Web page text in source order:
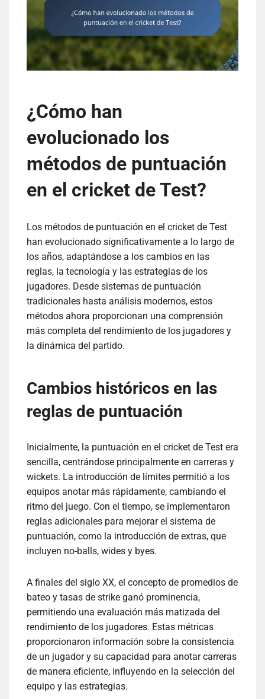
¿Cómo han
evolucionado los
métodos de puntuación
en el cricket de Test?
Los métodos de puntuación en el cricket de Test
han evolucionado significativamente a lo largo de
los años, adaptándose a los cambios en las
reglas, la tecnología y las estrategias de los
jugadores. Desde sistemas de puntuación
tradicionales hasta análisis modernos, estos
métodos ahora proporcionan una comprensión
más completa del rendimiento de los jugadores y
la dinámica del partido.
Cambios históricos en las
reglas de puntuación
Inicialmente, la puntuación en el cricket de Test era
sencilla, centrándose principalmente en carreras y
wickets. La introducción de límites permitió a los
equipos anotar más rápidamente, cambiando el
ritmo del juego. Con el tiempo, se implementaron
reglas adicionales para mejorar el sistema de
puntuación, como la introducción de extras, que
incluyen no-balls, wides y byes.
A finales del siglo XX, el concepto de promedios de
bateo y tasas de strike ganó prominencia,
permitiendo una evaluación más matizada del
rendimiento de los jugadores. Estas métricas
proporcionaron información sobre la consistencia
de un jugador y su capacidad para anotar carreras
de manera eficiente, influyendo en la selección del
equipo y las estrategias.